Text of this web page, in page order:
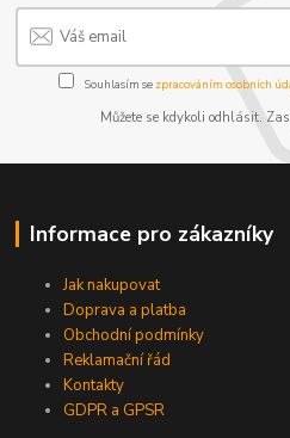
Souhlasím se zpracováním osobních
Můžete se kdykoli odhlásit.
Informace pro zákazníky
Jak nakupovat
Doprava a platba
Obchodní podmínky
Reklamační řád
Kontakty
GDPR a GPSR